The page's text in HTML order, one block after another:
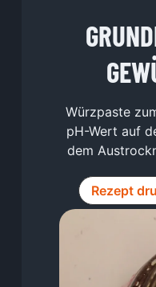
Würzpaste
pH-Wert auf
dem
Rezept